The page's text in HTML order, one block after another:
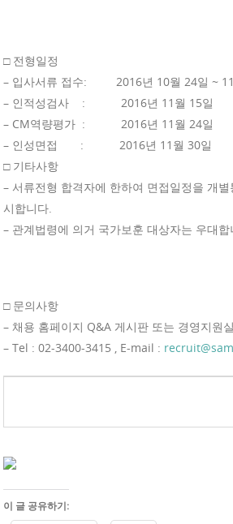
□ 전형일정
– 입사서류 접수: 2016년 10월 24일 ~ 11
– 인적성검사 : 2016년 11월 15일
– CM역량평가 : 2016년 11월 24일
– 인성면접 : 2016년 11월 30일
□ 기타사항
– 서류전형 합격자에 한하여 면접일정을 개
시합니다.
– 관계법령에 의거 국가보훈 대상자는 우대합
□ 문의사항
– 채용 홈페이지 Q&A 게시판 또는 경영지원
– Tel : 02-3400-3415 , E-mail :
이 글 공유하기: